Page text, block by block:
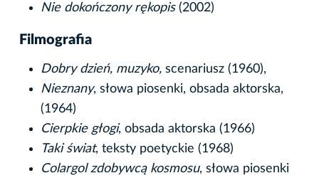
Nie dokończony rękopis (2002)
Filmografia
Dobry dzień, muzyko, scenariusz (1960),
Nieznany, słowa piosenki, obsada aktorska,
(1964)
Cierpkie głogi, obsada aktorska (1966)
Taki świat, teksty poetyckie (1968)
Colargol zdobywcą kosmosu, słowa piosenki